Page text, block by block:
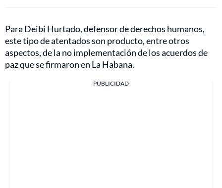
Para Deibi Hurtado, defensor de derechos humanos,
este tipo de atentados son producto, entre otros
aspectos, de la no implementación de los acuerdos de
paz que se firmaron en La Habana.
PUBLICIDAD